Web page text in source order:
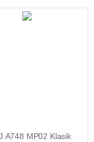
A748 MP02 Klasik